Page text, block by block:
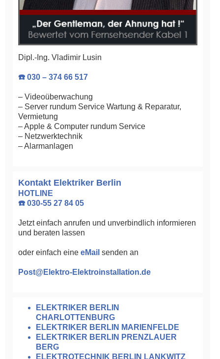
Dipl.-Ing. Vladimir Lusin
☎️ 030 – 374 66 517
– Videoüberwachung
– Server rundum Service Wartung & Reparatur,
Vermietung
– Apple & Computer rundum Service
– Netzwerktechnik
– Alarmanlagen
Kontakt Elektriker Berlin
HOTLINE
☎️ 030-55 27 84 05
Jetzt einfach anrufen und unverbindlich informieren
und beraten lassen
oder einfach eine eMail senden an
Post@Elektro-Elektroinstallation.de
ELEKTRIKER BERLIN
CHARLOTTENBURG
ELEKTRIKER BERLIN MARIENFELDE
ELEKTRIKER BERLIN PRENZLAUER
BERG
ELEKTROTECHNIK BERLIN LANKWITZ